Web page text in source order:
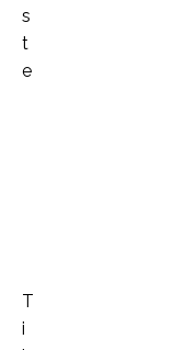
s
t
e
T
i